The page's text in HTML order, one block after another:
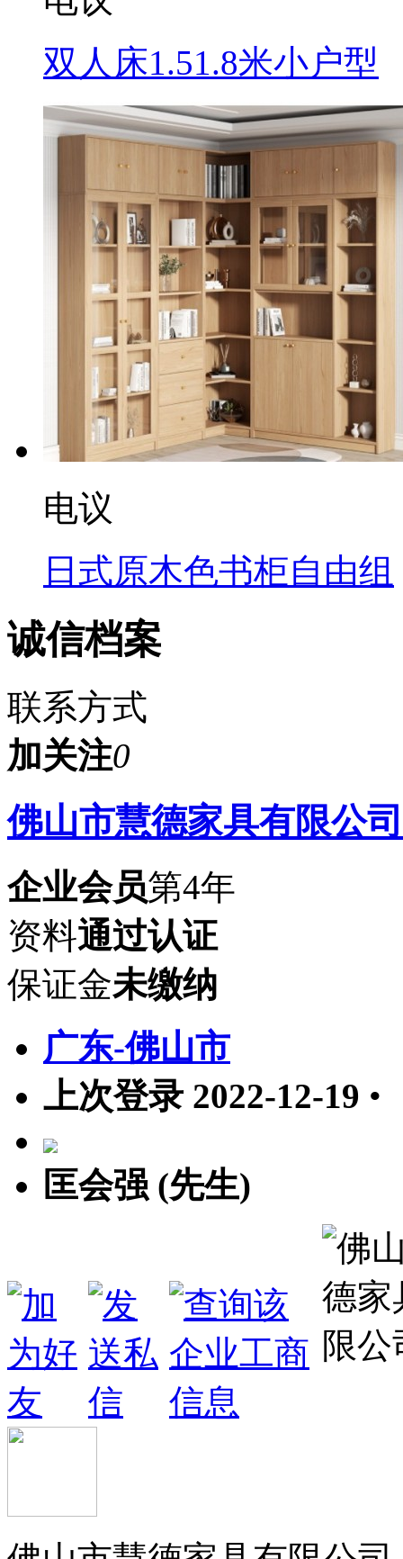
双人床1.51.8米小户型
电议
日式原木色书柜自由组
诚信档案
联系方式
加关注0
佛山市慧德家具有限公司
企业会员第4年
资料通过认证
保证金未缴纳
广东-佛山市
上次登录 2022-12-19 •
匡会强 (先生)